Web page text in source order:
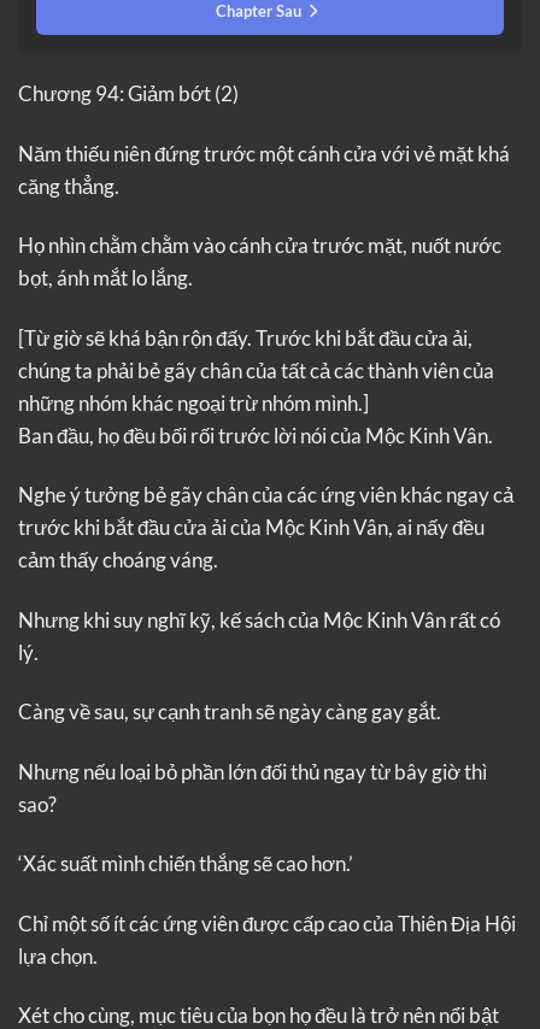
Chapter Sau
Chương 94: Giảm bớt (2)
Năm thiếu niên đứng trước một cánh cửa với vẻ mặt khá
căng thẳng.
Họ nhìn chằm chằm vào cánh cửa trước mặt, nuốt nước
bọt, ánh mắt lo lắng.
[Từ giờ sẽ khá bận rộn đấy. Trước khi bắt đầu cửa ải,
chúng ta phải bẻ gãy chân của tất cả các thành viên của
những nhóm khác ngoại trừ nhóm mình.]
Ban đầu, họ đều bối rối trước lời nói của Mộc Kinh Vân.
Nghe ý tưởng bẻ gãy chân của các ứng viên khác ngay cả
trước khi bắt đầu cửa ải của Mộc Kinh Vân, ai nấy đều
cảm thấy choáng váng.
Nhưng khi suy nghĩ kỹ, kế sách của Mộc Kinh Vân rất có
lý.
Càng về sau, sự cạnh tranh sẽ ngày càng gay gắt.
Nhưng nếu loại bỏ phần lớn đối thủ ngay từ bây giờ thì
sao?
‘Xác suất mình chiến thắng sẽ cao hơn.’
Chỉ một số ít các ứng viên được cấp cao của Thiên Địa Hội
lựa chọn.
Xét cho cùng, mục tiêu của bọn họ đều là trở nên nổi bật